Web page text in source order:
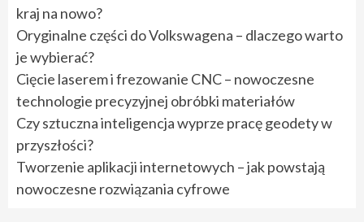
kraj na nowo?
Oryginalne części do Volkswagena – dlaczego warto
je wybierać?
Cięcie laserem i frezowanie CNC – nowoczesne
technologie precyzyjnej obróbki materiałów
Czy sztuczna inteligencja wyprze pracę geodety w
przyszłości?
Tworzenie aplikacji internetowych – jak powstają
nowoczesne rozwiązania cyfrowe